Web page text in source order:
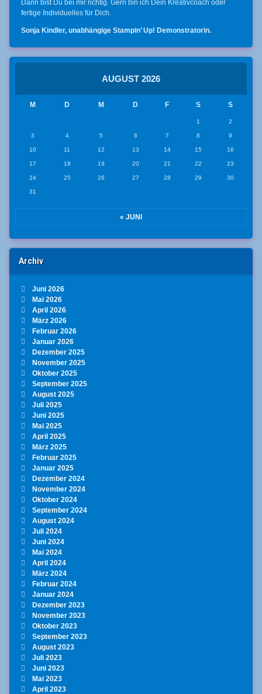
Dann bist Du bei mir richtig. Gern bin ich Dein Kreativcoach oder
fertige Individuelles für Dich.
Sonja Kindler, unabhängige Stampin’ Up! Demonstratorin.
AUGUST 2026
M D M D F S S
1 2
3 4 5 6 7 8 9
10 11 12 13 14 15 16
17 18 19 20 21 22 23
24 25 26 27 28 29 30
31
« JUNI
Archiv
Juni 2026
Mai 2026
April 2026
März 2026
Februar 2026
Januar 2026
Dezember 2025
November 2025
Oktober 2025
September 2025
August 2025
Juli 2025
Juni 2025
Mai 2025
April 2025
März 2025
Februar 2025
Januar 2025
Dezember 2024
November 2024
Oktober 2024
September 2024
August 2024
Juli 2024
Juni 2024
Mai 2024
April 2024
März 2024
Februar 2024
Januar 2024
Dezember 2023
November 2023
Oktober 2023
September 2023
August 2023
Juli 2023
Juni 2023
Mai 2023
April 2023